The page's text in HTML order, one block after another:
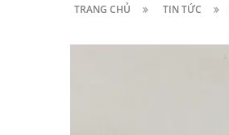
TRANG CHỦ TIN TỨC